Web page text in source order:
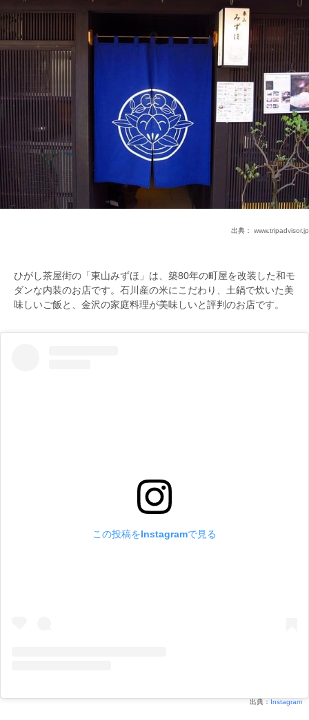
出典： www.tripadvisor.jp
ひがし茶屋街の「東山みずほ」は、築80年の町屋を改装した和モ
ダンな内装のお店です。石川産の米にこだわり、土鍋で炊いた美
味しいご飯と、金沢の家庭料理が美味しいと評判のお店です。
この投稿をInstagramで見る
出典： Instagram